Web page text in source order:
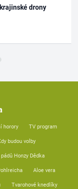
drony
horory TV program
budou volby
pádů Honzy Dědka
Aloe vera
Tvarohové knedlíky